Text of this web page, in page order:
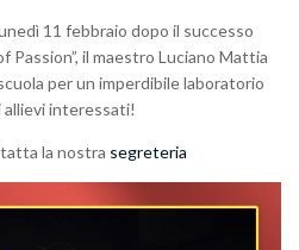
11 febbraio dopo il successo
il maestro Luciano Mattia
per un imperdibile laboratorio
interessati!
la nostra segreteria